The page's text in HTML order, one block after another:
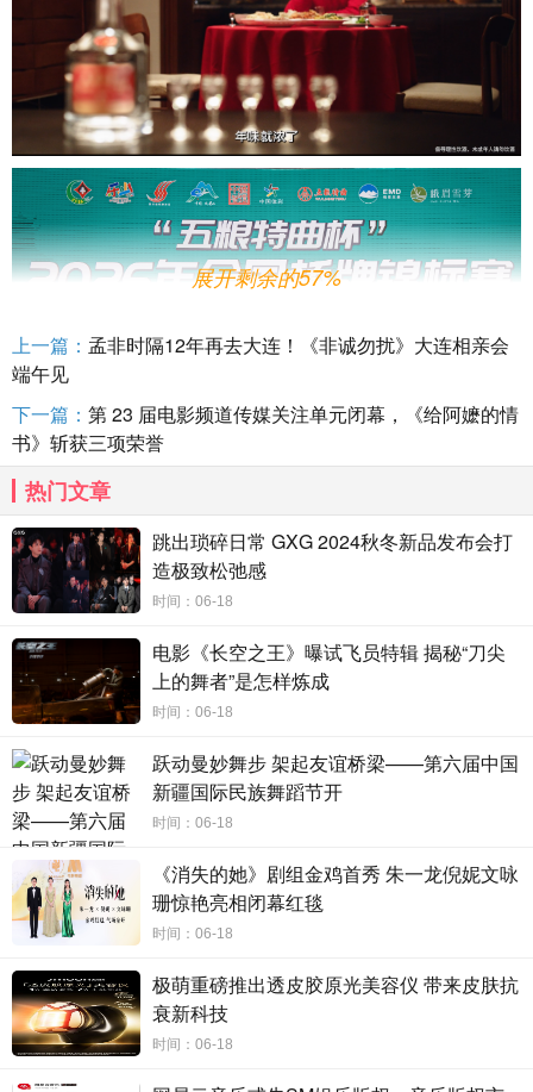
从力量技巧的竞技到智力博弈，再逐步向大众体育生活
场景渗透，五粮特曲坚持围绕体育布局品宣战略；而体育的
核心是对“更好”的永恒追逐，这与五粮特曲坚守匠心、打磨品
质的品牌内核天然同频，也是品牌持续锚定体育赛道的基本
动因。
携手吕小军落子
双节，五粮特曲再启体育
6月，借势端午与父亲节的双节契机，五粮特曲邀请举重
奥运冠军吕小军展开品牌合作，推出《举重若轻》主题传播
内容，成为其年度体育营销矩阵中又一标志性落子。
双向
吕小军作为中国举重队的传奇选手，三战奥运三获冠
军，屡破世界纪录，以超长的职业生涯，诠释了极致自律与
长期主义的韧性。举重运动本身就是 “重” 与 “轻” 最具象的载
体：杠铃之上是可量化的物理重量，是日复一日训练的艰
辛，是赛场之上承载的期待与压力；而稳如磐石的动作、从
容不迫的发挥，则是千锤百炼之后沉淀出的 “若轻” 姿态。
吕小军对竞技冠军的执着求索，与五粮特曲贯穿始终的
冠军品质内核高度契合。作为五粮液旗下战略品牌，五粮特
曲传承五粮液浓香酒酿造工艺，经典五粮配方，延续了酒体
绵柔醇厚、诸味谐调、尾净悠长的浓香风格，同时依托五粮
液严苛的全链路品控体系，持续打磨品质。凭借稳定卓越的
展开剩余的57%
上一篇： 孟非时隔12年再去大连！《非诚勿扰》大连相亲会
端午见
下一篇： 第 23 届电影频道传媒关注单元闭幕，《给阿嬷的情
书》斩获三项荣誉
热门文章
跳出琐碎日常 GXG 2024秋冬新品发布会打
造极致松弛感
时间：06-18
电影《长空之王》曝试飞员特辑 揭秘“刀尖
上的舞者”是怎样炼成
时间：06-18
跃动曼妙舞步 架起友谊桥梁——第六届中国
新疆国际民族舞蹈节开
时间：06-18
《消失的她》剧组金鸡首秀 朱一龙倪妮文咏
珊惊艳亮相闭幕红毯
时间：06-18
极萌重磅推出透皮胶原光美容仪 带来皮肤抗
衰新科技
时间：06-18